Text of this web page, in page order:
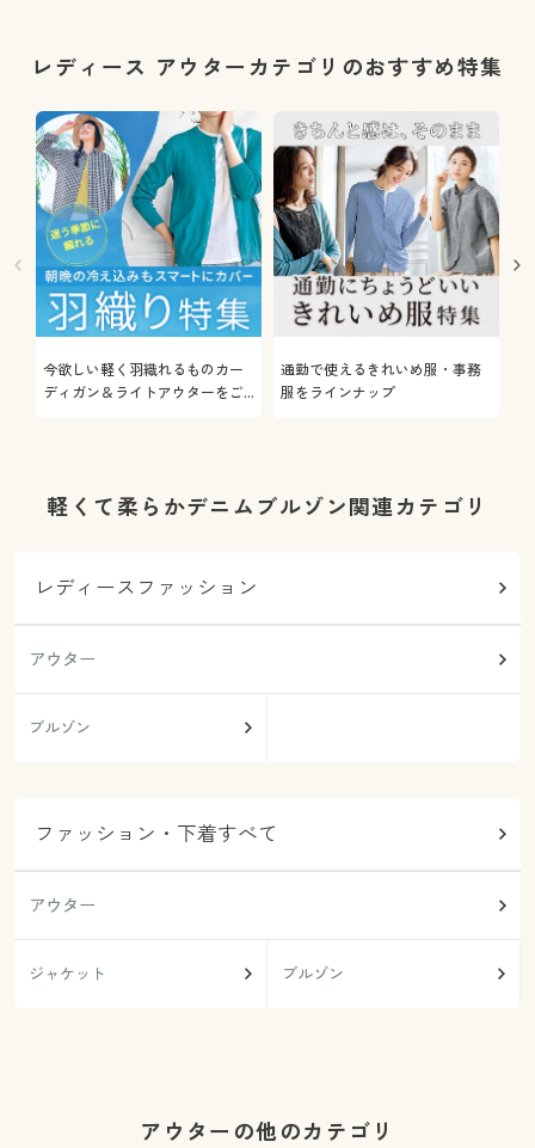
レディース アウターカテゴリのおすすめ特集
今欲しい軽く羽織れるものカー
ディガン＆ライトアウターをご
通勤で使えるきれいめ服・事務
服をラインナップ
軽くて柔らかデニムブルゾン関連カテゴリ
レディースファッション
アウター
ブルゾン
ファッション・下着すべて
アウター
ジャケット ブルゾン
アウターの他のカテゴリ